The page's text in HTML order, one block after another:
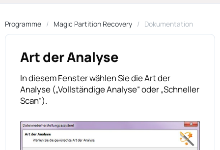
Programme Magic Partition Recovery Dokumentation
Art der Analyse
In diesem Fenster wählen Sie die Art der
Analyse („Vollständige Analyse“ oder „Schneller
Scan“).